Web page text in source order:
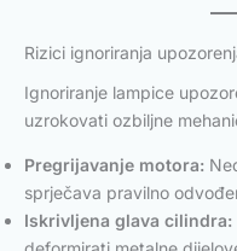
Rizici ignoriranja
Ignoriranje lampice
uzrokovati ozbiljne
Pregrijavanje motora:
sprječava pravilno
Iskrivljena glava cilindra: